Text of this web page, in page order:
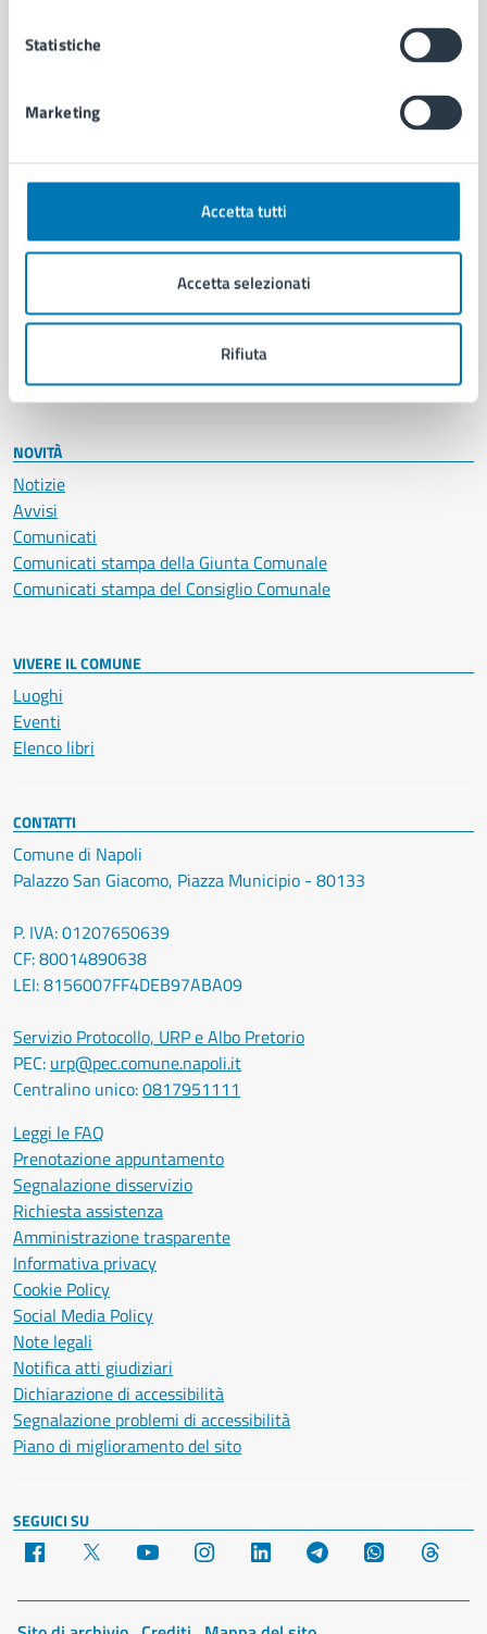
Statistiche
Marketing
Accetta tutti
Accetta selezionati
Rifiuta
Ambiente
Educazione e formazione
Giustizia e sicurezza pubblica
Salute, benessere e assistenza
Vita lavorativa
NOVITÀ
Notizie
Avvisi
Comunicati
Comunicati stampa della Giunta Comunale
Comunicati stampa del Consiglio Comunale
VIVERE IL COMUNE
Luoghi
Eventi
Elenco libri
CONTATTI
Comune di Napoli
Palazzo San Giacomo, Piazza Municipio - 80133
P. IVA: 01207650639
CF: 80014890638
LEI: 8156007FF4DEB97ABA09
Servizio Protocollo, URP e Albo Pretorio
PEC: urp@pec.comune.napoli.it
Centralino unico:0817951111
Leggi le FAQ
Prenotazione appuntamento
Segnalazione disservizio
Richiesta assistenza
Amministrazione trasparente
Informativa privacy
Cookie Policy
Social Media Policy
Note legali
Notifica atti giudiziari
Dichiarazione di accessibilità
Segnalazione problemi di accessibilità
Piano di miglioramento del sito
SEGUICI SU
Facebook YouTube Instagram LinkedIn Telegram WhatsApp